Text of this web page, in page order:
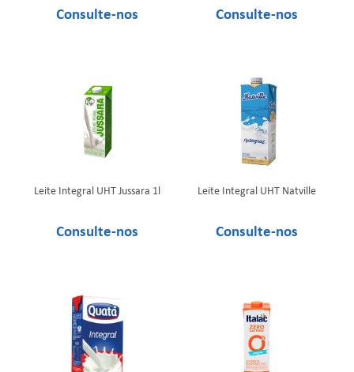
Leite Integral UHT Jussara 1l Leite Integral UHT Natville